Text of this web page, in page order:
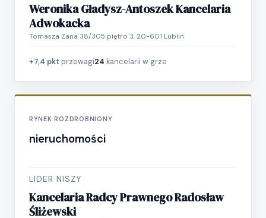
Weronika Gładysz-Antoszek Kancelaria
Adwokacka
Tomasza Zana 38/305 piętro 3, 20-601 Lublin
+7,4 pkt przewagi24 kancelarii w grze
RYNEK ROZDROBNIONY
nieruchomości
LIDER NISZY
Kancelaria Radcy Prawnego Radosław
Śliżewski